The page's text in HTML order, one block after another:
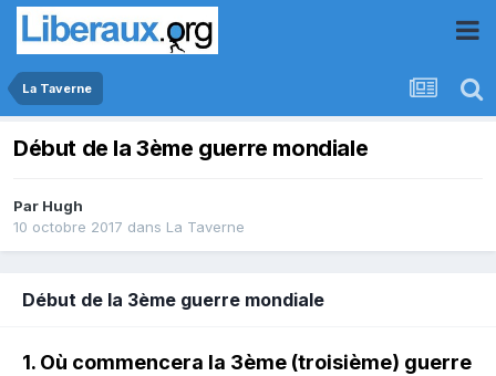
La Taverne
Début de la 3ème guerre mondiale
Par Hugh
10 octobre 2017 dans La Taverne
Début de la 3ème guerre mondiale
1. Où commencera la 3ème (troisième) guerre